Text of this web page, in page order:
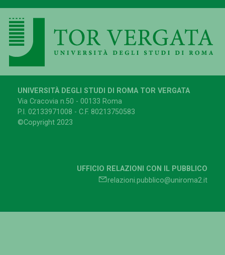
UNIVERSITÀ DEGLI STUDI DI ROMA TOR VERGATA
Via Cracovia n.50 - 00133 Roma
P.I. 02133971008 - C.F. 80213750583
©Copyright 2023
UFFICIO RELAZIONI CON IL PUBBLICO
relazioni.pubblico@uniroma2.it